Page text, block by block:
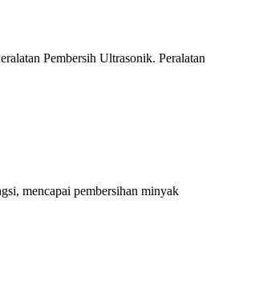
Pembersih Ultrasonik. Peralatan
mencapai pembersihan minyak